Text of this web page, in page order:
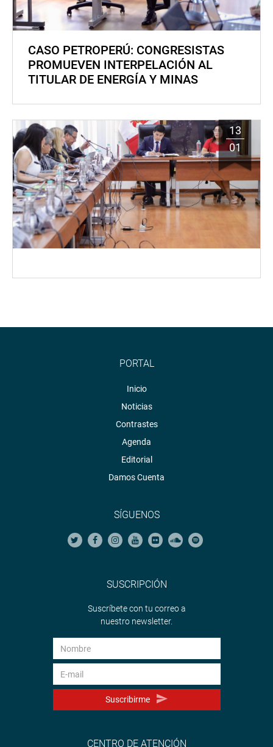
CASO PETROPERÚ: CONGRESISTAS
PROMUEVEN INTERPELACIÓN AL
TITULAR DE ENERGÍA Y MINAS
13
01
PORTAL
Inicio
Noticias
Contrastes
Agenda
Editorial
Damos Cuenta
SÍGUENOS
SUSCRIPCIÓN
Suscríbete con tu correo a
nuestro newsletter.
Suscribirme
CENTRO DE ATENCIÓN